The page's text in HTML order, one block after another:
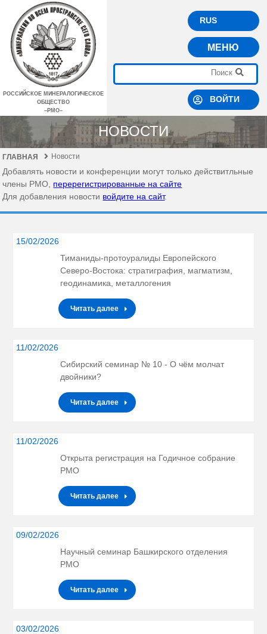
РОССИЙСКОЕ МИНЕРАЛОГИЧЕСКОЕ
ОБЩЕСТВО
–РМО–
RUS
МЕНЮ
ВОЙТИ
НОВОСТИ
ГЛАВНАЯ Новости
Добавлять новости и конференции могут только действитльные
члены РМО, перерегистрированные на сайте
Для добавления новости войдите на сайт.
15/02/2026
Тиманиды-протоуралиды Европейского
Северо-Востока: cтратиграфия, магматизм,
геодинамика, металлогения
Читать далее
11/02/2026
Сибирский семинар № 10 - О чём молчат
двойники?
Читать далее
11/02/2026
Открыта регистрация на Годичное собрание
РМО
Читать далее
09/02/2026
Научный семинар Башкирского отделения
РМО
Читать далее
03/02/2026